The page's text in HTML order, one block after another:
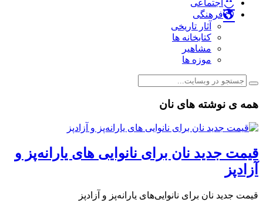
اجتماعی
فرهنگی
آثار تاریخی
کتابخانه ها
مشاهیر
موزه ها
همه ی نوشته های نان
️قیمت جدید نان برای نانوایی‌ های یارانه‌پز و
آزادپز
️قیمت جدید نان برای نانوایی‌های یارانه‌پز و آزادپز